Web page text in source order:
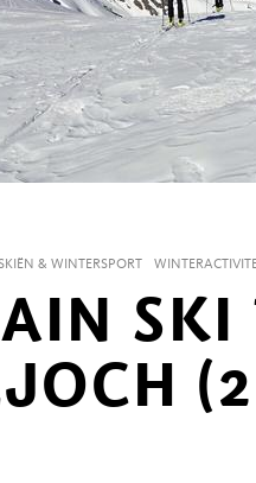
SKIËN & WINTERSPORT
SKI